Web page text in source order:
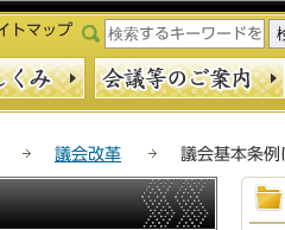
へ移動
トマップ
議会改革 議会基本条例